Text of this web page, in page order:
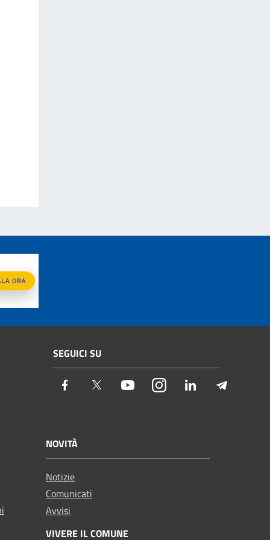
SEGUICI SU
Facebook Twitter YoutubeInstagramLinkedIn
NOVITÀ
Notizie
Comunicati
Avvisi
VIVERE IL COMUNE